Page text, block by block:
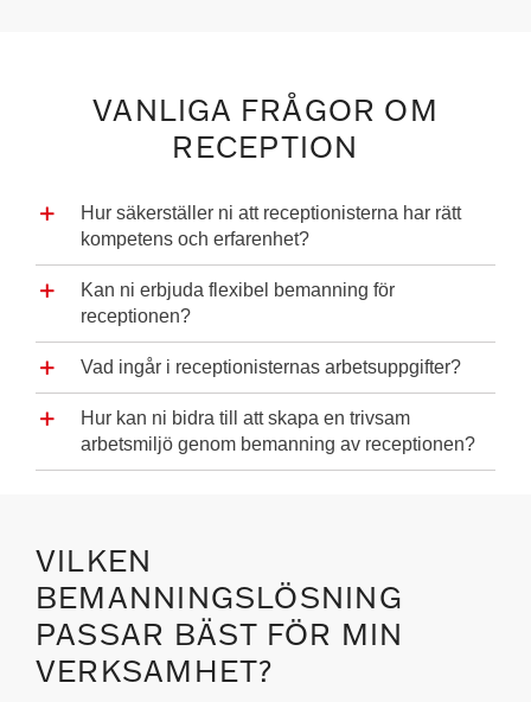
VANLIGA FRÅGOR OM
RECEPTION
Hur säkerställer ni att receptionisterna har rätt
kompetens och erfarenhet?
Kan ni erbjuda flexibel bemanning för
receptionen?
Vad ingår i receptionisternas arbetsuppgifter?
Hur kan ni bidra till att skapa en trivsam
arbetsmiljö genom bemanning av receptionen?
VILKEN
BEMANNINGSLÖSNING
PASSAR BÄST FÖR MIN
VERKSAMHET?